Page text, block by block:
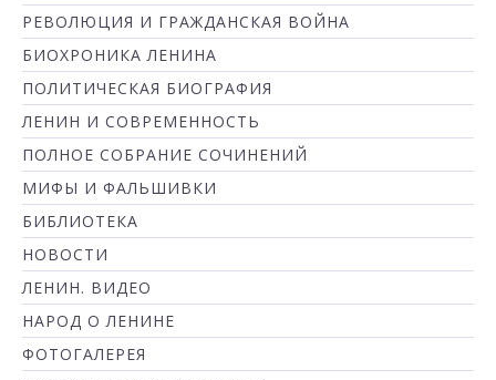
РЕВОЛЮЦИЯ И ГРАЖДАНСКАЯ ВОЙНА
БИОХРОНИКА ЛЕНИНА
ПОЛИТИЧЕСКАЯ БИОГРАФИЯ
ЛЕНИН И СОВРЕМЕННОСТЬ
ПОЛНОЕ СОБРАНИЕ СОЧИНЕНИЙ
МИФЫ И ФАЛЬШИВКИ
БИБЛИОТЕКА
НОВОСТИ
ЛЕНИН. ВИДЕО
НАРОД О ЛЕНИНЕ
ФОТОГАЛЕРЕЯ